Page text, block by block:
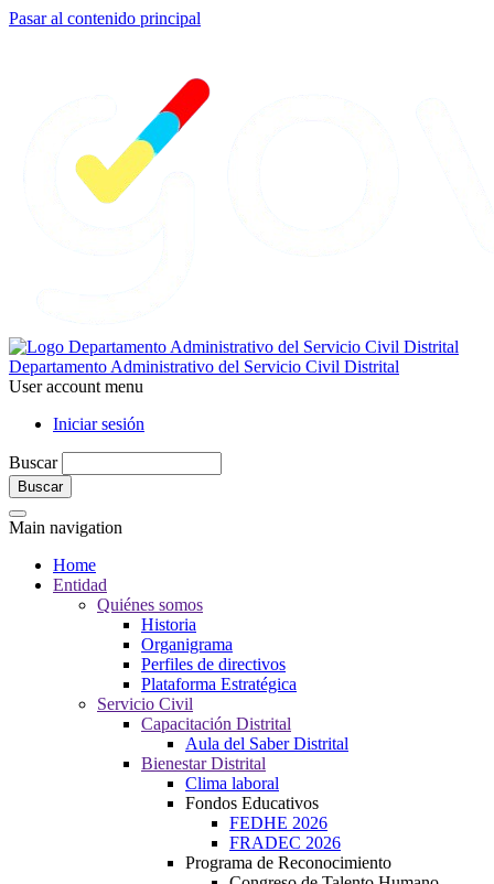
Pasar al contenido principal
Departamento Administrativo del Servicio Civil Distrital
User account menu
Iniciar sesión
Buscar
Main navigation
Home
Entidad
Quiénes somos
Historia
Organigrama
Perfiles de directivos
Plataforma Estratégica
Servicio Civil
Capacitación Distrital
Aula del Saber Distrital
Bienestar Distrital
Clima laboral
Fondos Educativos
FEDHE 2026
FRADEC 2026
Programa de Reconocimiento